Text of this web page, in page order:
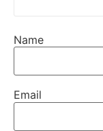
Name
Email